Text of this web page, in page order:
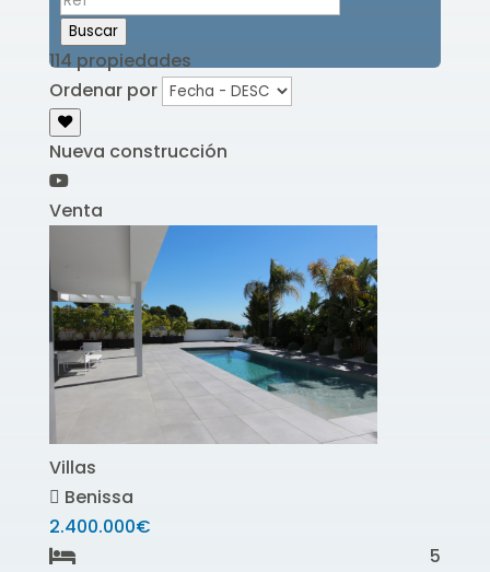
Buscar
114 propiedades
Ordenar por
Nueva construcción
Venta
Villas
Benissa
2.400.000€
5